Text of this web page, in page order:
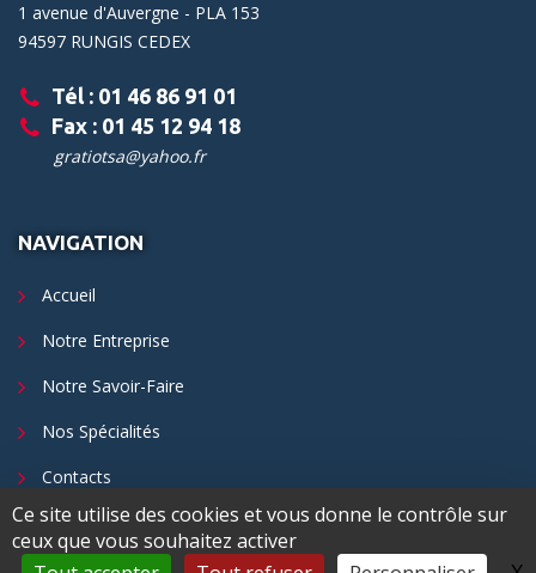
Ce site utilise des cookies et vous donne le contrôle sur
ceux que vous souhaitez activer
1 avenue d'Auvergne - PLA 153
94597 RUNGIS CEDEX
Tél : 01 46 86 91 01
Fax : 01 45 12 94 18
gratiotsa@yahoo.fr
NAVIGATION
Accueil
Notre Entreprise
Notre Savoir-Faire
Nos Spécialités
Contacts